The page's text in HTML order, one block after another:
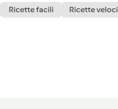
Ricette facili
Ricette veloci